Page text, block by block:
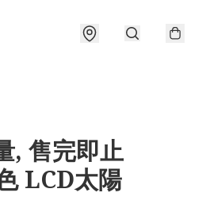
, 售完即止
LCD太陽